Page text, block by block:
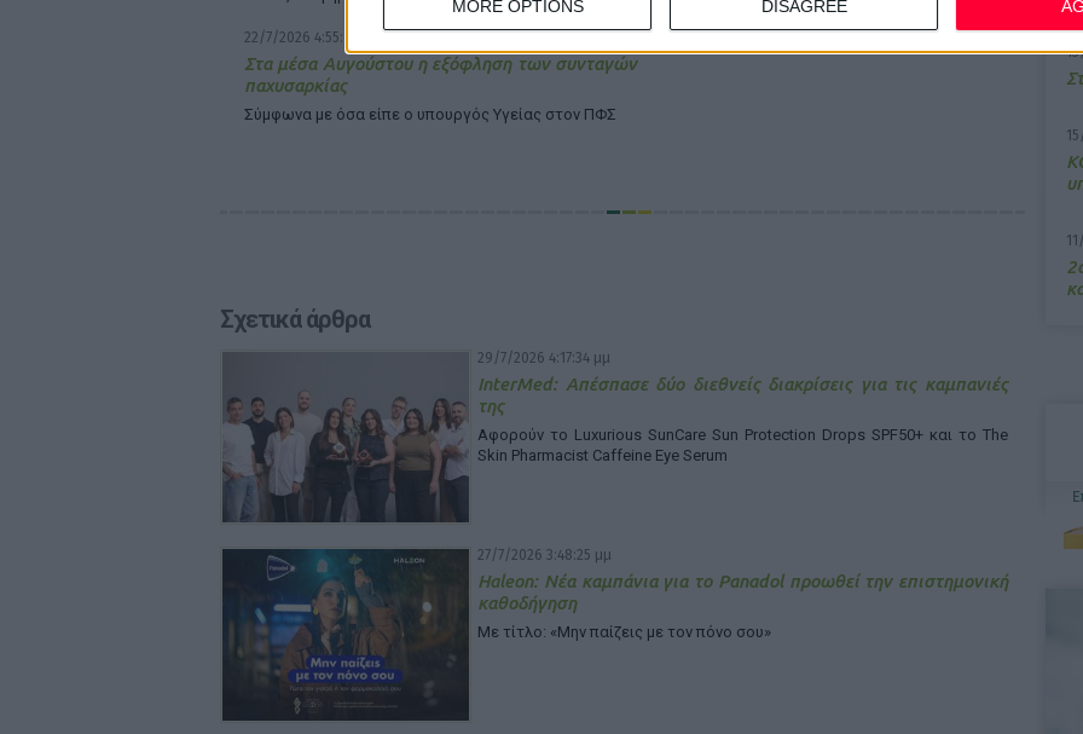
MORE OPTIONS DISAGREE
22/7/2026 4:55:17 μμ
Στα μέσα Αυγούστου η εξόφληση των συνταγών
παχυσαρκίας
Σύμφωνα με όσα είπε ο υπουργός Υγείας στον ΠΦΣ
Σχετικά άρθρα
29/7/2026 4:17:34 μμ
InterMed: Απέσπασε δύο διεθνείς διακρίσεις για τις καμπανιές
της
Αφορούν το Luxurious SunCare Sun Protection Drops SPF50+ και το The
Skin Pharmacist Caffeine Eye Serum
27/7/2026 3:48:25 μμ
Haleon: Νέα καμπάνια για το Panadol προωθεί την επιστημονική
καθοδήγηση
Με τίτλο: «Μην παίζεις με τον πόνο σου»